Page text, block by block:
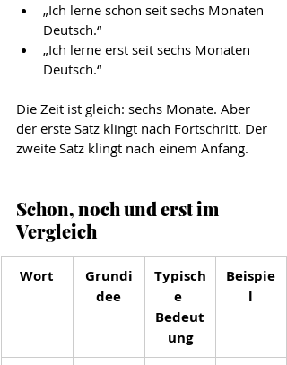
„Ich lerne schon seit sechs Monaten
Deutsch.“
„Ich lerne erst seit sechs Monaten
Deutsch.“
Die Zeit ist gleich: sechs Monate. Aber
der erste Satz klingt nach Fortschritt. Der
zweite Satz klingt nach einem Anfang.
Schon, noch und erst im
Vergleich
Wort
Grundi
dee
Typisch
e
Bedeut
ung
Beispie
l